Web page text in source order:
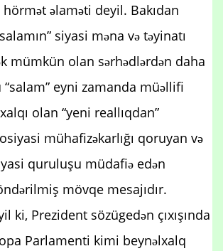
hörmət əlaməti deyil. Bakıdan
siyasi məna və təyinatı
mümkün olan sərhədlərdən daha
eyni zamanda müəllifi
olan “yeni reallıqdan”
mühafizəkarlığı qoruyan və
quruluşu müdafiə edən
mövqe mesajıdır.
ki, Prezident sözügedən çıxışında
Parlamenti kimi beynəlxalq